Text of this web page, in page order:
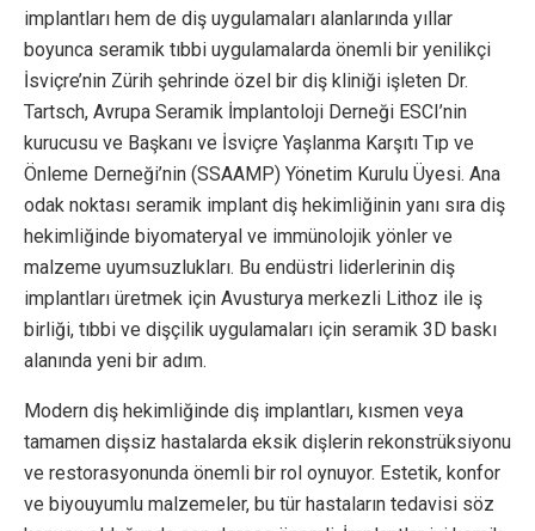
implantları hem de diş uygulamaları alanlarında yıllar
boyunca seramik tıbbi uygulamalarda önemli bir yenilikçi
İsviçre’nin Zürih şehrinde özel bir diş kliniği işleten Dr.
Tartsch, Avrupa Seramik İmplantoloji Derneği ESCI’nin
kurucusu ve Başkanı ve İsviçre Yaşlanma Karşıtı Tıp ve
Önleme Derneği’nin (SSAAMP) Yönetim Kurulu Üyesi. Ana
odak noktası seramik implant diş hekimliğinin yanı sıra diş
hekimliğinde biyomateryal ve immünolojik yönler ve
malzeme uyumsuzlukları. Bu endüstri liderlerinin diş
implantları üretmek için Avusturya merkezli Lithoz ile iş
birliği, tıbbi ve dişçilik uygulamaları için seramik 3D baskı
alanında yeni bir adım.
Modern diş hekimliğinde diş implantları, kısmen veya
tamamen dişsiz hastalarda eksik dişlerin rekonstrüksiyonu
ve restorasyonunda önemli bir rol oynuyor. Estetik, konfor
ve biyouyumlu malzemeler, bu tür hastaların tedavisi söz